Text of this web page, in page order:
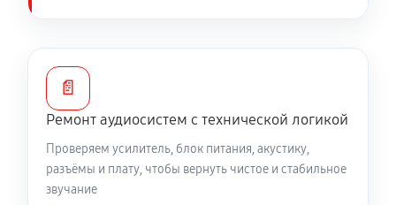
📄
Ремонт аудиосистем с технической логикой
Проверяем усилитель, блок питания, акустику,
разъёмы и плату, чтобы вернуть чистое и стабильное
звучание